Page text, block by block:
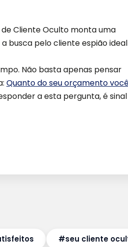
Cliente Oculto monta uma
busca pelo cliente espião ideal
Não basta apenas pensar
Quanto do seu orçamento
a esta pergunta, é sinal
#seu cliente